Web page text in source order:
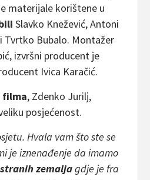
materijale korištene u
Slavko Knežević, Antoni
Tvrtko Bubalo. Montažer
izvršni producent je
Ivica Karačić.
filma, Zdenko Jurilj,
posjećenost.
Hvala vam što ste se
je iznenađenje da imamo
zemaljagdje je fra